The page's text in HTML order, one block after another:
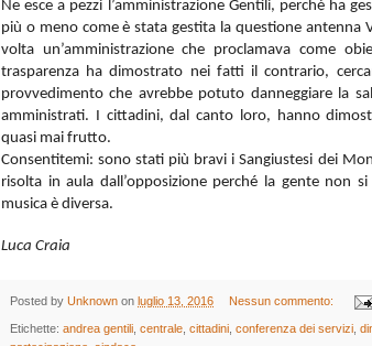
Ne esce a pezzi l’amministrazione Gentili, perché ha
più o meno come è stata gestita la questione antenna
volta un’amministrazione che proclamava come
trasparenza ha dimostrato nei fatti il contrario,
provvedimento che avrebbe potuto danneggiare la
amministrati. I cittadini, dal canto loro, hanno
quasi mai frutto.
Consentitemi: sono stati più bravi i Sangiustesi dei
risolta in aula dall’opposizione perché la gente non
musica è diversa.
Luca Craia
Posted by Unknown on luglio 13, 2016 Nessun commento:
Etichette: andrea gentili centrale cittadini conferenza dei servizi